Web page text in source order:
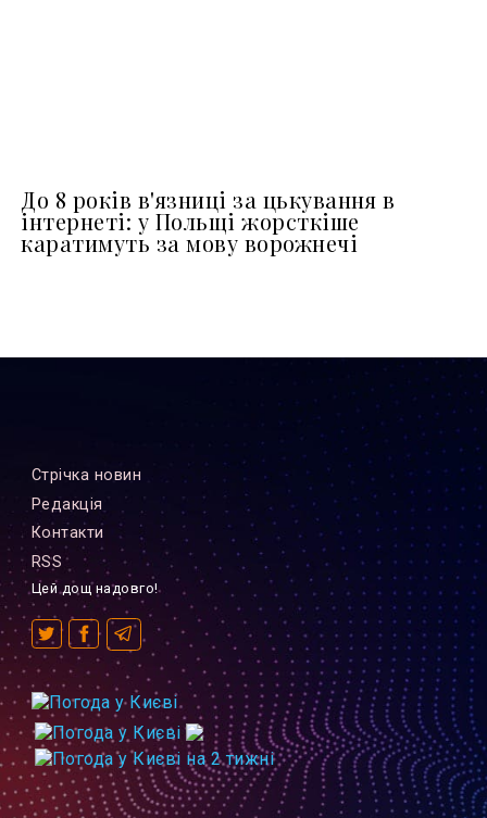
До 8 років в'язниці за цькування в
інтернеті: у Польщі жорсткіше
каратимуть за мову ворожнечі
Стрiчка новин
Редакцiя
Контакти
RSS
Цей дощ надовго!